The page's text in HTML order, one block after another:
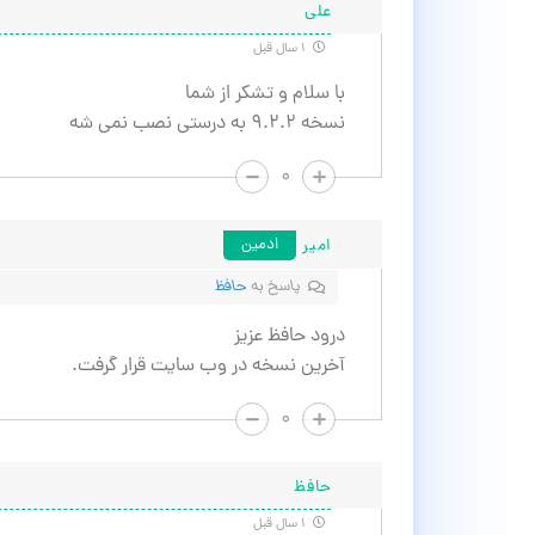
علی
با سلام و تشکر از شما
نسخه ۹.۲.۲ به درستی نصب نمی شه
۰
امیر
ادمین
پاسخ به حافظ
درود حافظ عزیز
آخرین نسخه در وب سایت قرار گرفت.
۰
حافظ